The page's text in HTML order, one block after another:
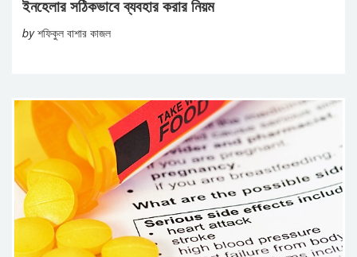
ইনহেলার সঠিকভাবে ব্যবহার করার নিয়ম
byশফিকুল বাশার কাজল